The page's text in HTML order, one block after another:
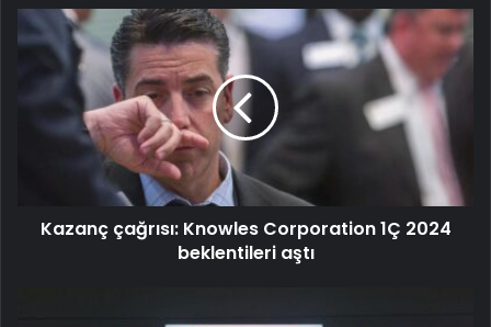
Kazanç çağrısı: Knowles Corporation 1Ç 2024
beklentileri aştı